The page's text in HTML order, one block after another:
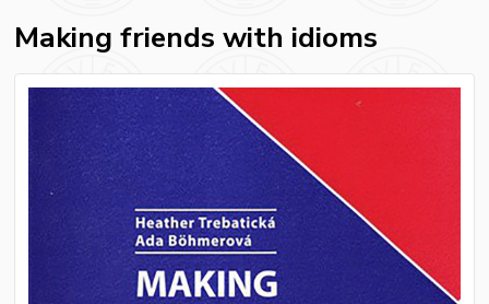
Making friends with idioms